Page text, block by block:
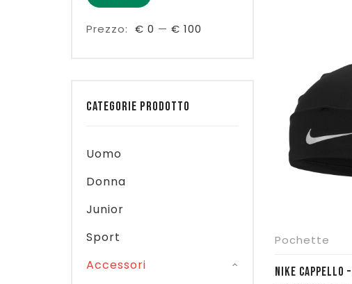
€
Pochette
NIKE CAPPELLO
Prezzo: € 0 — € 100
CATEGORIE PRODOTTO
Uomo
Donna
Junior
Sport
Accessori